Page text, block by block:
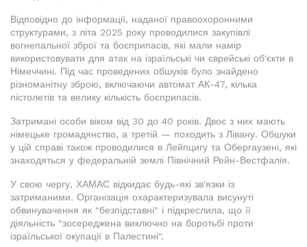
Відповідно до інформації, наданої правоохоронними
структурами, з літа 2025 року проводилися закупівлі
вогнепальної зброї та боєприпасів, які мали намір
використовувати для атак на ізраїльські чи єврейські об'єкти в
Німеччині. Під час проведених обшуків було знайдено
різноманітну зброю, включаючи автомат АК-47, кілька
пістолетів та велику кількість боєприпасів.
Затримані особи віком від 30 до 40 років. Двоє з них мають
німецьке громадянство, а третій — походить з Лівану. Обшуки
у цій справі також проводилися в Лейпцигу та Обергаузені, які
знаходяться у федеральній землі Північний Рейн-Вестфалія.
У свою чергу, ХАМАС відкидає будь-які зв'язки із
затриманими. Організація охарактеризувала висунуті
обвинувачення як "безпідставні" і підкреслила, що її
діяльність "зосереджена виключно на боротьбі проти
ізраїльської окупації в Палестині".